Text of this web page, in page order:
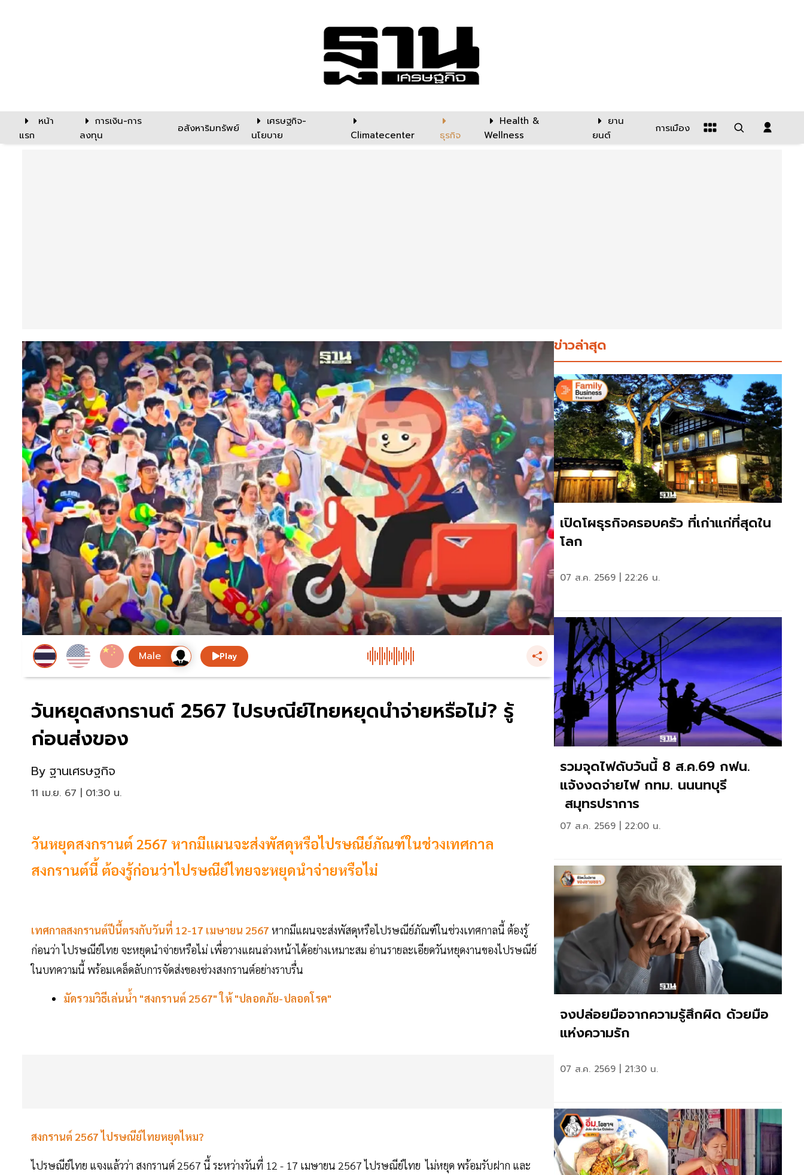
หน้า
แรก
การเงิน-การ
ลงทุน
อสังหาริมทรัพย์
เศรษฐกิจ-
นโยบาย
Climatecenter ธุรกิจ
Health &
Wellness
ยาน
ยนต์
การเมือง
Play
วันหยุดสงกรานต์ 2567 ไปรษณีย์ไทยหยุดนำจ่ายหรือไม่? รู้
ก่อนส่งของ
By ฐานเศรษฐกิจ
11 เม.ย. 67 | 01:30 น.
วันหยุดสงกรานต์ 2567 หากมีแผนจะส่งพัสดุหรือไปรษณีย์ภัณฑ์ในช่วงเทศกาล
สงกรานต์นี้ ต้องรู้ก่อนว่าไปรษณีย์ไทยจะหยุดนำจ่ายหรือไม่
เทศกาลสงกรานต์ปีนี้ตรงกับวันที่ 12-17 เมษายน 2567 หากมีแผนจะส่งพัสดุหรือไปรษณีย์ภัณฑ์ในช่วงเทศกาลนี้ ต้องรู้
ก่อนว่า ไปรษณีย์ไทย จะหยุดนำจ่ายหรือไม่ เพื่อวางแผนล่วงหน้าได้อย่างเหมาะสม อ่านรายละเอียดวันหยุดงานของไปรษณีย์
ในบทความนี้ พร้อมเคล็ดลับการจัดส่งของช่วงสงกรานต์อย่างราบรื่น
มัดรวมวิธีเล่นน้ำ "สงกรานต์ 2567" ให้ "ปลอดภัย-ปลอดโรค"
สงกรานต์ 2567 ไปรษณีย์ไทยหยุดไหม?
ไปรษณีย์ไทย แจงแล้วว่า สงกรานต์ 2567 นี้ ระหว่างวันที่ 12 - 17 เมษายน 2567 ไปรษณีย์ไทย ไม่หยุด พร้อมรับฝาก และ
ข่าวล่าสุด
เปิดโผธุรกิจครอบครัว ที่เก่าแก่ที่สุดใน
โลก
07 ส.ค. 2569 | 22:26 น.
รวมจุดไฟดับวันนี้ 8 ส.ค.69 กฟน.
แจ้งงดจ่ายไฟ กทม. นนนทบุรี
สมุทรปราการ
07 ส.ค. 2569 | 22:00 น.
จงปล่อยมือจากความรู้สึกผิด ด้วยมือ
แห่งความรัก
07 ส.ค. 2569 | 21:30 น.